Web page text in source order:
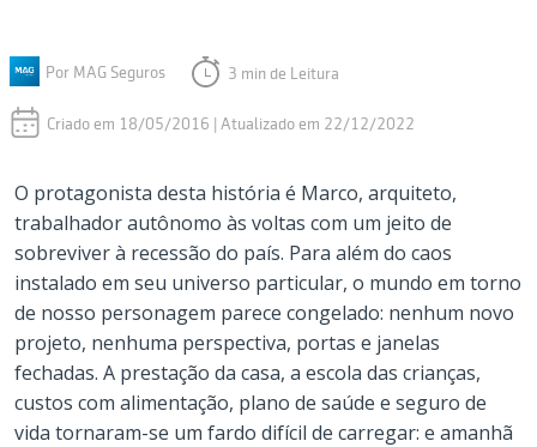
Por MAG Seguros 3 min de Leitura
Criado em 18/05/2016 | Atualizado em 22/12/2022
O protagonista desta história é Marco, arquiteto,
trabalhador autônomo às voltas com um jeito de
sobreviver à recessão do país. Para além do caos
instalado em seu universo particular, o mundo em torno
de nosso personagem parece congelado: nenhum novo
projeto, nenhuma perspectiva, portas e janelas
fechadas. A prestação da casa, a escola das crianças,
custos com alimentação, plano de saúde e seguro de
vida tornaram-se um fardo difícil de carregar: e amanhã